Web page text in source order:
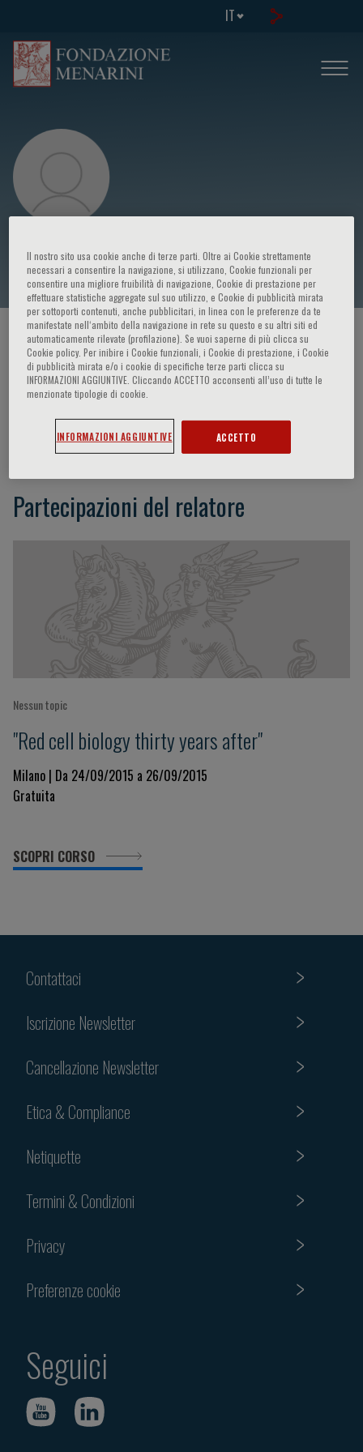
IT
Irene Pelloni
HOME PAGE / CORSI ED EVENTI / RELATORE
Irene Pelloni
Partecipazioni del relatore
Nessun topic
"Red cell biology thirty years after"
Milano | Da 24/09/2015 a 26/09/2015
Gratuita
SCOPRI CORSO
Contattaci
Iscrizione Newsletter
Cancellazione Newsletter
Etica & Compliance
Netiquette
Termini & Condizioni
Privacy
Preferenze cookie
Seguici
Il nostro sito usa cookie anche di terze parti. Oltre ai Cookie strettamente
necessari a consentire la navigazione, si utilizzano, Cookie funzionali per
consentire una migliore fruibilità di navigazione, Cookie di prestazione per
effettuare statistiche aggregate sul suo utilizzo, e Cookie di pubblicità mirata
per sottoporti contenuti, anche pubblicitari, in linea con le preferenze da te
manifestate nell‘ambito della navigazione in rete su questo e su altri siti ed
automaticamente rilevate (profilazione). Se vuoi saperne di più clicca su
Cookie policy. Per inibire i Cookie funzionali, i Cookie di prestazione, i Cookie
di pubblicità mirata e/o i cookie di specifiche terze parti clicca su
INFORMAZIONI AGGIUNTIVE. Cliccando ACCETTO acconsenti all’uso di tutte le
menzionate tipologie di cookie.
INFORMAZIONI AGGIUNTIVE ACCETTO